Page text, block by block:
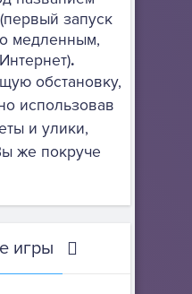
(первый запуск
медленным,
.
обстановку,
использовав
и улики,
же покруче
игры